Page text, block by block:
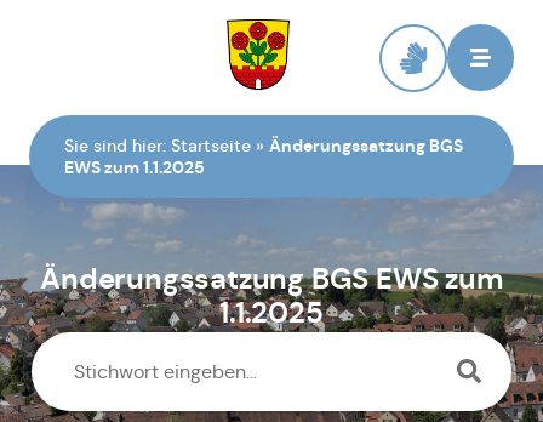
Sie sind hier: Startseite » Änderungssatzung BGS
EWS zum 1.1.2025
Änderungssatzung BGS EWS zum
1.1.2025